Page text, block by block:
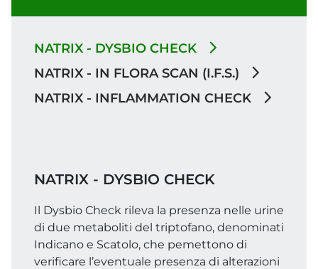
NATRIX - DYSBIO CHECK
NATRIX - IN FLORA SCAN (I.F.S.)
NATRIX - INFLAMMATION CHECK
NATRIX - DYSBIO CHECK
Il Dysbio Check rileva la presenza nelle urine
di due metaboliti del triptofano, denominati
Indicano e Scatolo, che pemettono di
verificare l’eventuale presenza di alterazioni